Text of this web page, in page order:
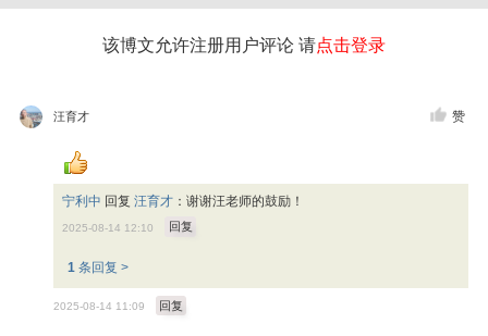
该博文允许注册用户评论 请点击登录
汪育才 赞
宁利中 回复汪育才 ：谢谢汪老师的鼓励！
2025-08-14 12:10 回复
1条回复 >
2025-08-14 11:09 回复